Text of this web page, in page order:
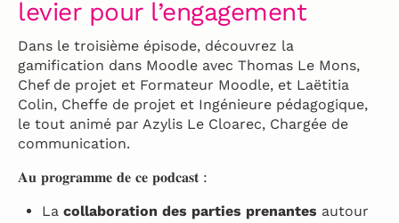
levier pour l’engagement
Dans le troisième épisode, découvrez la
gamification dans Moodle avec Thomas Le Mons,
Chef de projet et Formateur Moodle, et Laëtitia
Colin, Cheffe de projet et Ingénieure pédagogique,
le tout animé par Azylis Le Cloarec, Chargée de
communication.
𝐀𝐮 𝐩𝐫𝐨𝐠𝐫𝐚𝐦𝐦𝐞 𝐝𝐞 𝐜𝐞 𝐩𝐨𝐝𝐜𝐚𝐬𝐭 :
La collaboration des parties prenantes autour